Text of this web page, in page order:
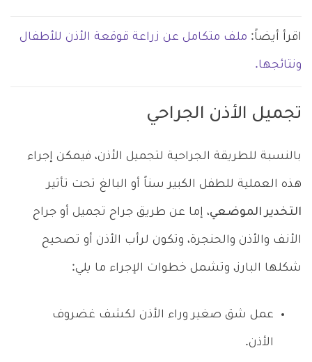
اقرأ أيضاً: ملف متكامل عن زراعة قوقعة الأذن للأطفال
ونتائجها.
تجميل الأذن الجراحي
بالنسبة للطريقة الجراحية لتجميل الأذن، فيمكن إجراء
هذه العملية للطفل الكبير سناً أو البالغ تحت تأثير
التخدير الموضعي، إما عن طريق جراح تجميل أو جراح
الأنف والأذن والحنجرة، وتكون لرأب الأذن أو تصحيح
شكلها البارز، وتشمل خطوات الإجراء ما يلي:
عمل شق صغير وراء الأذن لكشف غضروف
الأذن.